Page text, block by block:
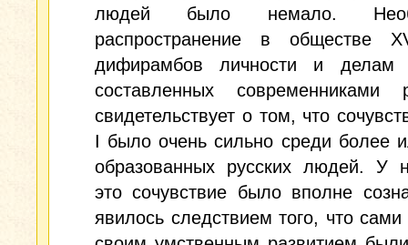
людей было немало.
распространение в обществе
дифирамбов личности и
составленных современниками
свидетельствует о том, что
I было очень сильно среди более
образованных русских людей. У
это сочувствие было вполне
явилось следствием того, что